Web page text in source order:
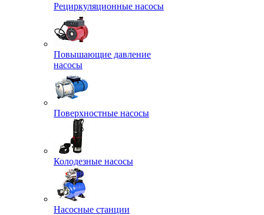
Рециркуляционные насосы
Повышающие давление
насосы
Поверхностные насосы
Колодезные насосы
Насосные станции